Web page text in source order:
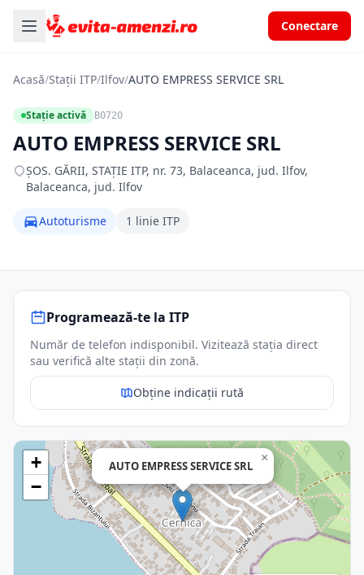
Conectare
Acasă/Stații ITP/Ilfov/AUTO EMPRESS SERVICE SRL
Stație activă B0720
AUTO EMPRESS SERVICE SRL
ŞOS. GĂRII, STAŢIE ITP, nr. 73, Balaceanca, jud. Ilfov,
Balaceanca, jud. Ilfov
Autoturisme 1 linie ITP
Programează-te la ITP
Număr de telefon indisponibil. Vizitează stația direct
sau verifică alte stații din zonă.
Obține indicații rută
AUTO EMPRESS SERVICE SRL
×
+
−